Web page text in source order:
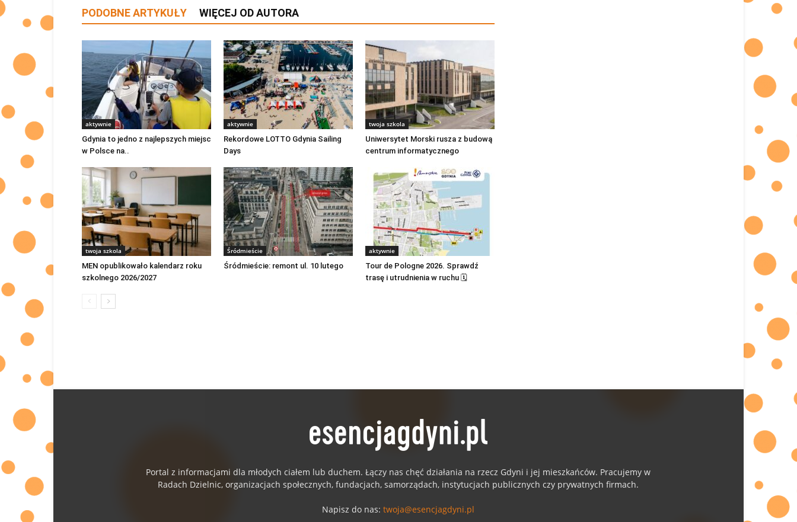
PODOBNE ARTYKUŁY WIĘCEJ OD AUTORA
aktywnie
Gdynia to jedno z najlepszych miejsc
w Polsce na..
aktywnie
Rekordowe LOTTO Gdynia Sailing
Days
twoja szkola
Uniwersytet Morski rusza z budową
centrum informatycznego
twoja szkola
MEN opublikowało kalendarz roku
szkolnego 2026/2027
Śródmieście
Śródmieście: remont ul. 10 lutego
aktywnie
Tour de Pologne 2026. Sprawdź
trasę i utrudnienia w ruchu 🗓
Portal z informacjami dla młodych ciałem lub duchem. Łączy nas chęć działania na rzecz Gdyni i jej mieszkańców. Pracujemy w
Radach Dzielnic, organizacjach społecznych, fundacjach, samorządach, instytucjach publicznych czy prywatnych firmach.
Napisz do nas:twoja@esencjagdyni.pl